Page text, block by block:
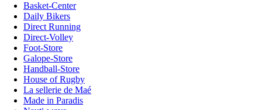
Basket-Center
Daily Bikers
Direct Running
Direct-Volley
Foot-Store
Galope-Store
Handball-Store
House of Rugby
La sellerie de Maé
Made in Paradis